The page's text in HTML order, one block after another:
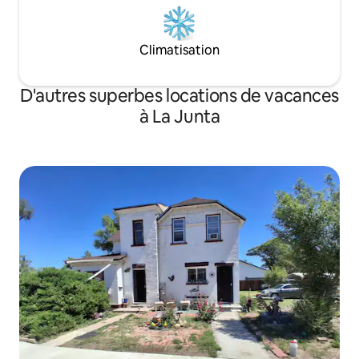
Climatisation
D'autres superbes locations de vacances
à La Junta